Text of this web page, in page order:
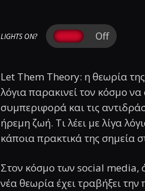
LIGHTS ON?
Let Them Theory: η θεωρία
λόγια παρακινεί τον κόσμο
συμπεριφορά και τις
ήρεμη ζωή. Τι λέει με λίγα
κάποια πρακτικά της σημεία
Στον κόσμο των social media,
νέα θεωρία έχει τραβήξει την